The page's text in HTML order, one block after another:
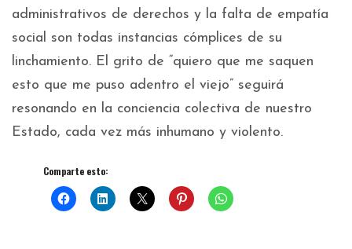
administrativos de derechos y la falta de empatía
social son todas instancias cómplices de su
linchamiento. El grito de “quiero que me saquen
esto que me puso adentro el viejo” seguirá
resonando en la conciencia colectiva de nuestro
Estado, cada vez más inhumano y violento.
Comparte esto: